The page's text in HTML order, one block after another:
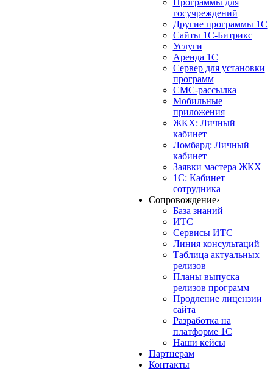
госучреждений
Другие программы 1С
Сайты 1С-Битрикс
Услуги
Аренда 1С
Сервер для установки
программ
СМС-рассылка
Мобильные
приложения
ЖКХ: Личный
кабинет
Ломбард: Личный
кабинет
Заявки мастера ЖКХ
1С: Кабинет
сотрудника
Сопровождение›
База знаний
ИТС
Сервисы ИТС
Линия консультаций
Таблица актуальных
релизов
Планы выпуска
релизов программ
Продление лицензии
сайта
Разработка на
платформе 1С
Наши кейсы
Партнерам
Контакты